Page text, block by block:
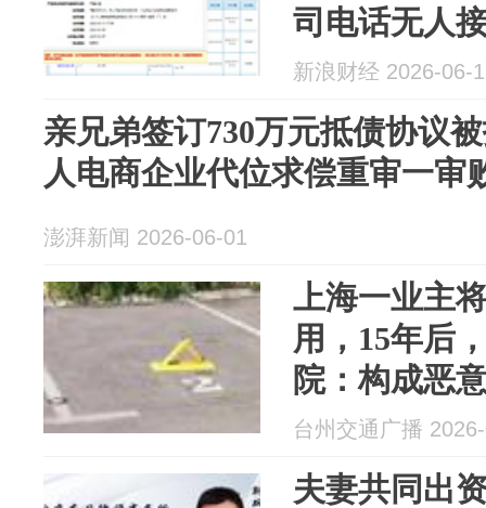
司电话无人
新浪财经 2026-06-
亲兄弟签订730万元抵债协议
人电商企业代位求偿重审一审
澎湃新闻 2026-06-01
上海一业主
用，15年后
院：构成恶
车管理规则
利，应属无
台州交通广播
夫妻共同出